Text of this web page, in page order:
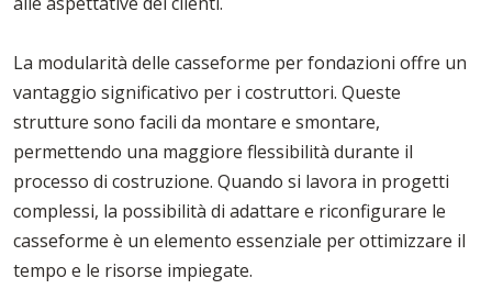
La modularità delle casseforme per fondazioni offre un
vantaggio significativo per i costruttori. Queste
strutture sono facili da montare e smontare,
permettendo una maggiore flessibilità durante il
processo di costruzione. Quando si lavora in progetti
complessi, la possibilità di adattare e riconfigurare le
casseforme è un elemento essenziale per ottimizzare il
tempo e le risorse impiegate.